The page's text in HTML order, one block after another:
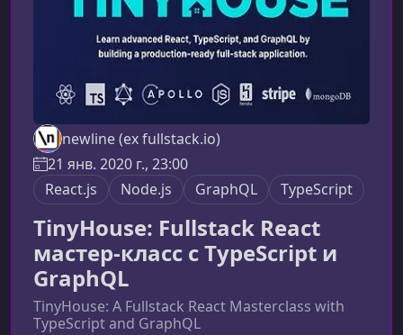
newline (ex fullstack.io)
21 янв. 2020 г., 23:00
React.js
Node.js GraphQL TypeScript
TinyHouse: Fullstack React
мастер-класс с TypeScript и
GraphQL
TinyHouse: A Fullstack React Masterclass with
TypeScript and GraphQL